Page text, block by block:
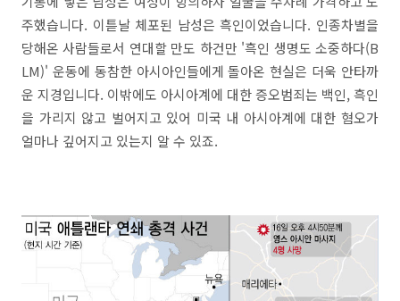
주했습니다. 이튿날 체포된 남성은 흑인이었습니다. 인종차별을
당해온 사람들로서 연대할 만도 하건만 '흑인 생명도 소중하다(B
LM)' 운동에 동참한 아시아인들에게 돌아온 현실은 더욱 안타까
운 지경입니다. 이밖에도 아시아계에 대한 증오범죄는 백인, 흑인
을 가리지 않고 벌어지고 있어 미국 내 아시아계에 대한 혐오가
얼마나 깊어지고 있는지 알 수 있죠.